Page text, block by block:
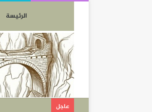
الرئيسة
عاجل